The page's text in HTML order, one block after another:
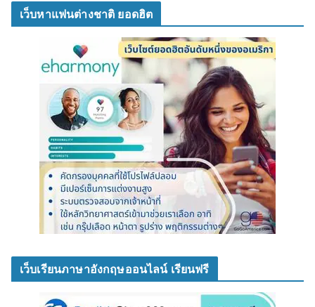
เว็บหาแฟนต่างชาติ ยอดฮิต
เว็บเรียนภาษาอังกฤษออนไลน์ เรียนฟรี